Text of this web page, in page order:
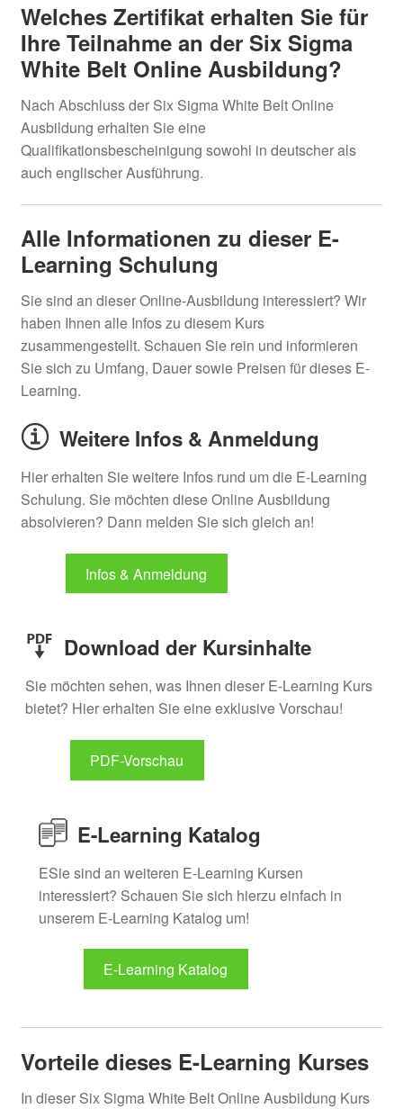
Welches Zertifikat erhalten Sie für
Ihre Teilnahme an der Six Sigma
White Belt Online Ausbildung?
Nach Abschluss der Six Sigma White Belt Online
Ausbildung erhalten Sie eine
Qualifikationsbescheinigung sowohl in deutscher als
auch englischer Ausführung.
Alle Informationen zu dieser E-
Learning Schulung
Sie sind an dieser Online-Ausbildung interessiert? Wir
haben Ihnen alle Infos zu diesem Kurs
zusammengestellt. Schauen Sie rein und informieren
Sie sich zu Umfang, Dauer sowie Preisen für dieses E-
Learning.
Weitere Infos & Anmeldung
Hier erhalten Sie weitere Infos rund um die E-Learning
Schulung. Sie möchten diese Online Ausbildung
absolvieren? Dann melden Sie sich gleich an!
Infos & Anmeldung
Download der Kursinhalte
Sie möchten sehen, was Ihnen dieser E-Learning Kurs
bietet? Hier erhalten Sie eine exklusive Vorschau!
PDF-Vorschau
E-Learning Katalog
ESie sind an weiteren E-Learning Kursen
interessiert? Schauen Sie sich hierzu einfach in
unserem E-Learning Katalog um!
E-Learning Katalog
Vorteile dieses E-Learning Kurses
In dieser Six Sigma White Belt Online Ausbildung Kurs